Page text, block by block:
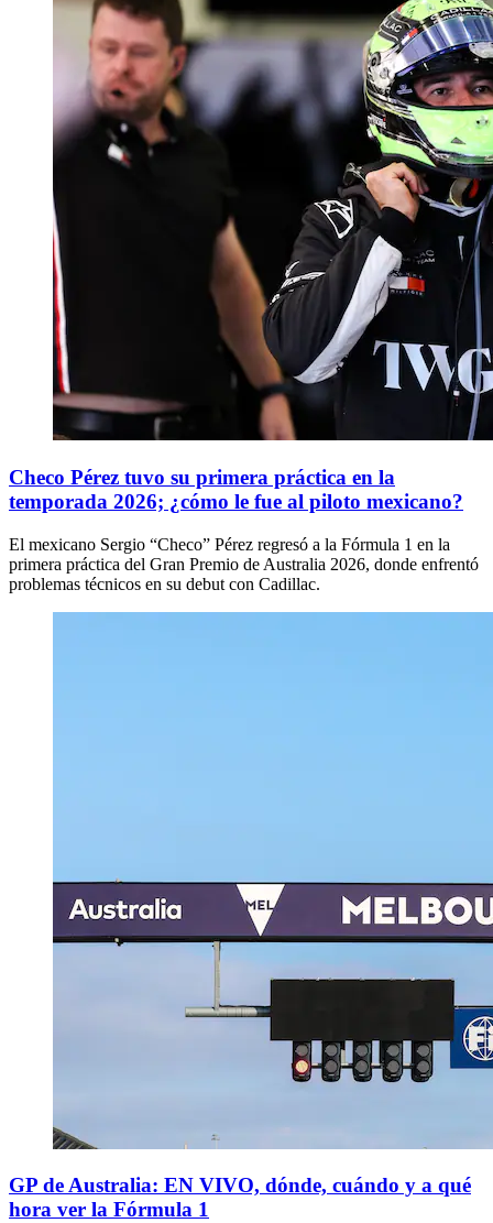
Checo Pérez tuvo su primera práctica en la
temporada 2026; ¿cómo le fue al piloto mexicano?
El mexicano Sergio “Checo” Pérez regresó a la Fórmula 1 en la
primera práctica del Gran Premio de Australia 2026, donde enfrentó
problemas técnicos en su debut con Cadillac.
GP de Australia: EN VIVO, dónde, cuándo y a qué
hora ver la Fórmula 1